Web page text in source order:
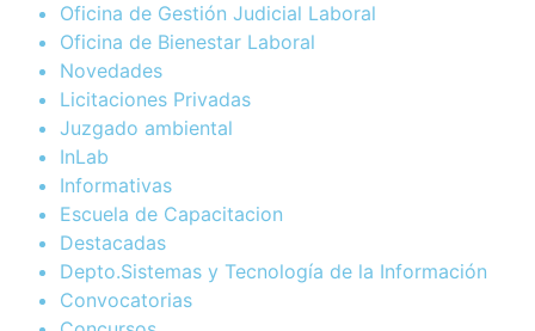
Oficina de Gestión Judicial Laboral
Oficina de Bienestar Laboral
Novedades
Licitaciones Privadas
Juzgado ambiental
InLab
Informativas
Escuela de Capacitacion
Destacadas
Depto.Sistemas y Tecnología de la Información
Convocatorias